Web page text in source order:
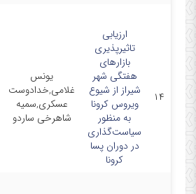
۱۴
ارزیابی
تاثیرپذیری
بازارهای
هفتگی شهر
شیراز از شیوع
ویروس کرونا
به منظور
سیاست‌گذاری
در دوران پسا
کرونا
یونس
غلامی,خدادوست
عسکری,سمیه
شاهرخی ساردو